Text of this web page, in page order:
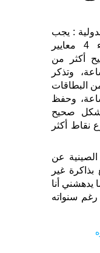
: يجب
على المتسابق الفائز استيفاء 4 معايير
أكثر من
وتذكر
من 10 حزم من البطاقات
وحفظ
صحيح
نقاط أكثر
عن
بذاكرة غير
يدهشني أنا
رغم سنواته